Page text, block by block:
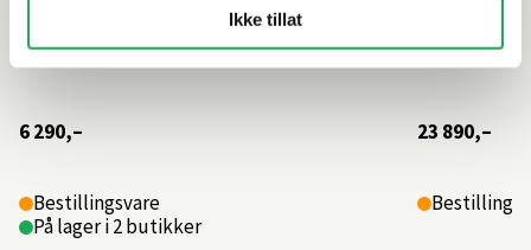
Ikke tillat
6 290,–
Bestillingsvare
På lager i 2 butikker
23 890,–